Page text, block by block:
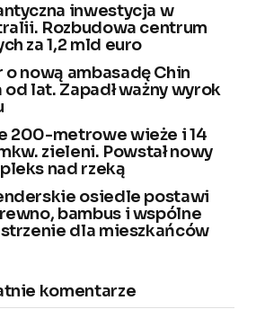
inwestycja w
Rozbudowa centrum
za 1,2 mld euro
o nową ambasadę Chin
lat. Zapadł ważny wyrok
200-metrowe wieże i 14
zieleni. Powstał nowy
nad rzeką
osiedle postawi
bambus i wspólne
dla mieszkańców
komentarze